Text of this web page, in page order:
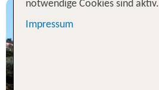
notwendige Cookies sind aktiv.
Impressum